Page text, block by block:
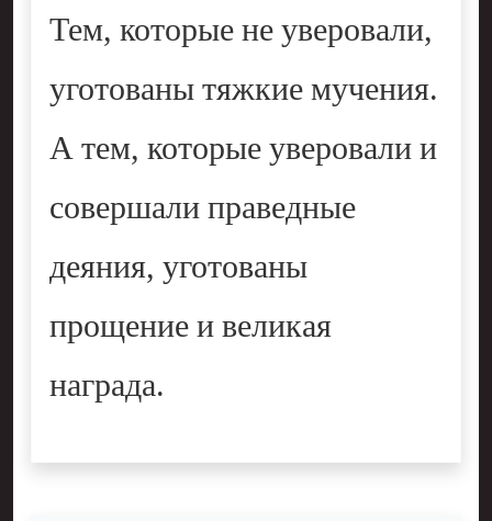
Тем, которые не уверовали,
уготованы тяжкие мучения.
А тем, которые уверовали и
совершали праведные
деяния, уготованы
прощение и великая
награда.